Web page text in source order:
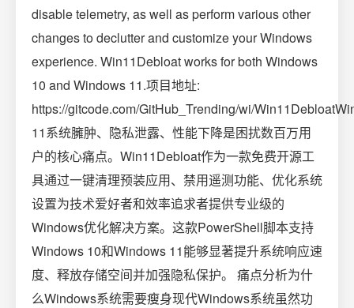
disable telemetry, as well as perform various other
changes to declutter and customize your Windows
experience. Win11Debloat works for both Windows
10 and Windows 11.项目地址:
https://gitcode.com/GitHub_Trending/wi/
11系统臃肿、隐私泄露、性能下降是困扰数百万用
户的核心痛点。Win11Debloat作为一款免费开源工
具通过一键清理预装应用、禁用遥测功能、优化系统
设置为技术爱好者和效率追求者提供专业级的
Windows优化解决方案。这款PowerShell脚本支持
Windows 10和Windows 11能够显著提升系统响应速
度、释放存储空间并加强隐私保护。 痛点分析为什
么Windows系统需要瘦身现代Windows系统虽然功